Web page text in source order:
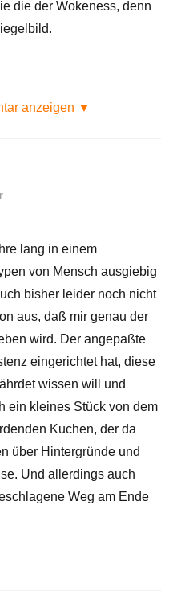
die der Wokeness, denn
anzeigen ▼
lang in einem
von Mensch ausgiebig
bisher leider noch nicht
aus, daß mir genau der
wird. Der angepaßte
eingerichtet hat, diese
wissen will und
ein kleines Stück von dem
Kuchen, der da
über Hintergründe und
Und allerdings auch
Weg am Ende